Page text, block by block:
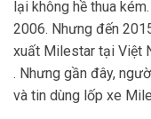
lại không hề thua
2006. Nhưng đến
xuất Milestar tại Việt
. Nhưng gần đây,
và tin dùng lốp xe